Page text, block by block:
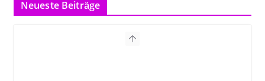
Neueste Beiträge